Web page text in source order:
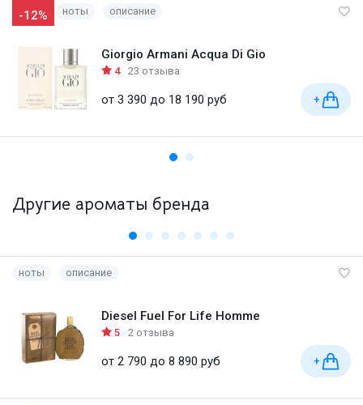
-12% ноты описание
Giorgio Armani Acqua Di Gio
4 23 отзыва
от 3 390 до 18 190 руб +
Другие ароматы бренда
ноты описание
Diesel Fuel For Life Homme
5 2 отзыва
от 2 790 до 8 890 руб +